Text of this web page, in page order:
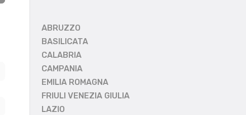
ABRUZZO
BASILICATA
CALABRIA
CAMPANIA
EMILIA ROMAGNA
FRIULI VENEZIA GIULIA
LAZIO